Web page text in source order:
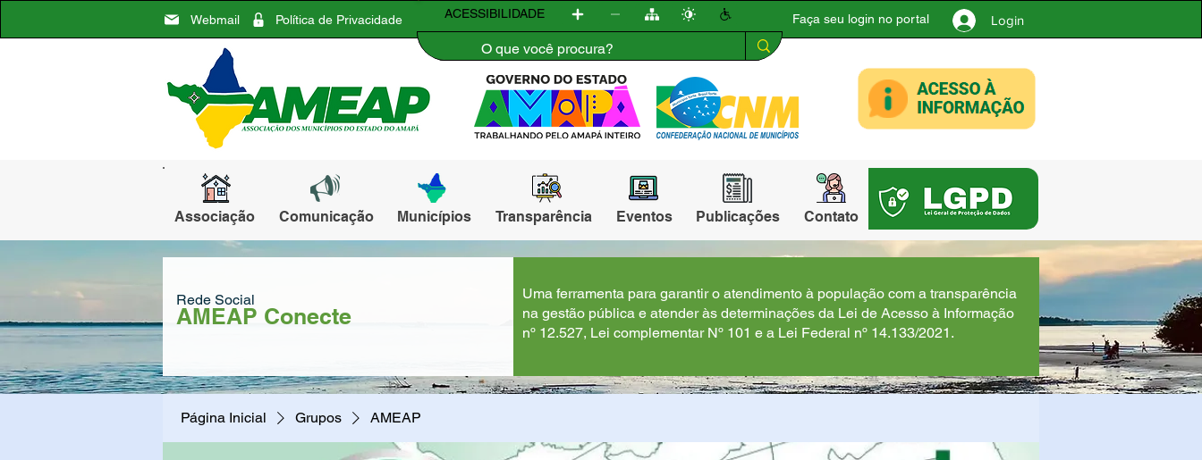
Webmail Política de Privacidade Faça seu login no portal Login
ACESSIBILIDADE
Associação Comunicação Municípios Transparência Eventos Publicações Contato
AMEAP Conecte
Rede Social
Uma ferramenta para garantir o atendimento à população com a transparência
na gestão pública e atender às determinações da Lei de Acesso à Informação
nº 12.527, Lei complementar Nº 101 e a Lei Federal nº 14.133/2021.
Página Inicial Grupos AMEAP